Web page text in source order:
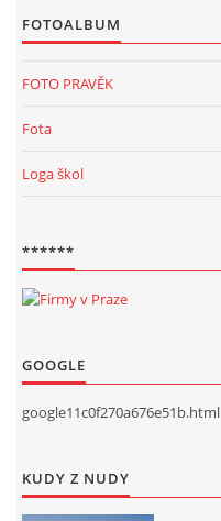
FOTOALBUM
FOTO PRAVĚK
Fota
Loga škol
******
GOOGLE
google11c0f270a676e51b.html
KUDY Z NUDY